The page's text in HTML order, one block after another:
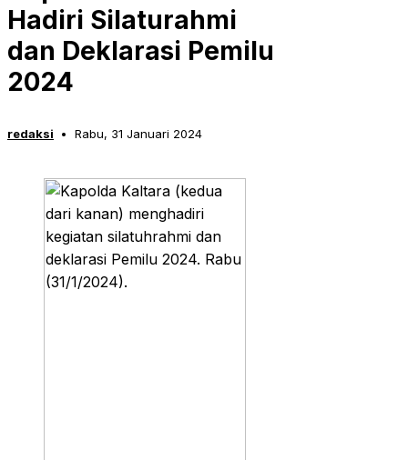
Hadiri Silaturahmi
dan Deklarasi Pemilu
2024
redaksi Rabu, 31 Januari 2024